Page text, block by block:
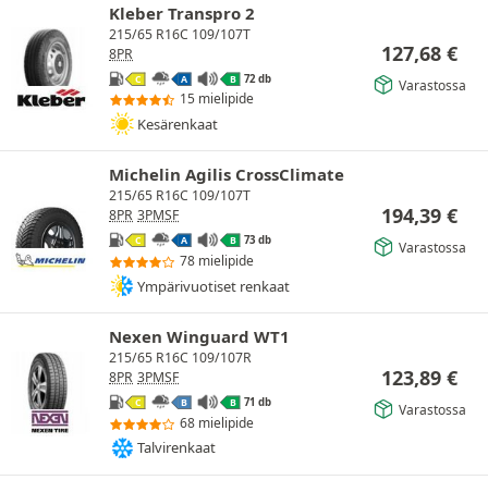
Kleber Transpro 2
215/65 R16C 109/107T
8PR
C A B 72 db
15 mielipide
Kesärenkaat
127,68 €
Varastossa
Michelin Agilis CrossClimate
215/65 R16C 109/107T
8PR 3PMSF
C A B 73 db
78 mielipide
Ympärivuotiset renkaat
194,39 €
Varastossa
Nexen Winguard WT1
215/65 R16C 109/107R
8PR 3PMSF
C B B 71 db
68 mielipide
Talvirenkaat
123,89 €
Varastossa